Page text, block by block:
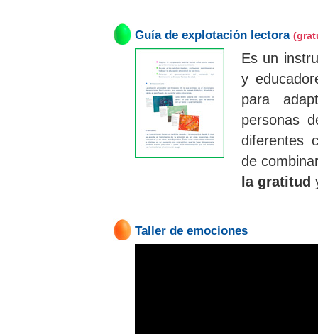
Guía de explotación lectora
Es un
y
para
personas
diferentes
de
la gratitud
Taller de emociones